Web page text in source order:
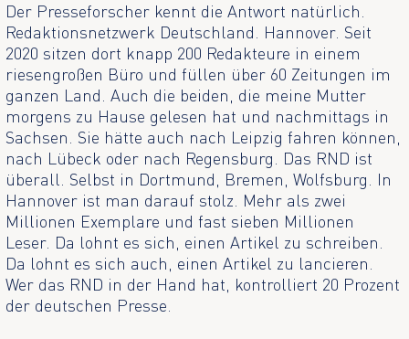
Der Presseforscher kennt die Antwort natürlich.
Redaktionsnetzwerk Deutschland. Hannover. Seit
2020 sitzen dort knapp 200 Redakteure in einem
riesengroßen Büro und füllen über 60 Zeitungen im
ganzen Land. Auch die beiden, die meine Mutter
morgens zu Hause gelesen hat und nachmittags in
Sachsen. Sie hätte auch nach Leipzig fahren können,
nach Lübeck oder nach Regensburg. Das RND ist
überall. Selbst in Dortmund, Bremen, Wolfsburg. In
Hannover ist man darauf stolz. Mehr als zwei
Millionen Exemplare und fast sieben Millionen
Leser. Da lohnt es sich, einen Artikel zu schreiben.
Da lohnt es sich auch, einen Artikel zu lancieren.
Wer das RND in der Hand hat, kontrolliert 20 Prozent
der deutschen Presse.